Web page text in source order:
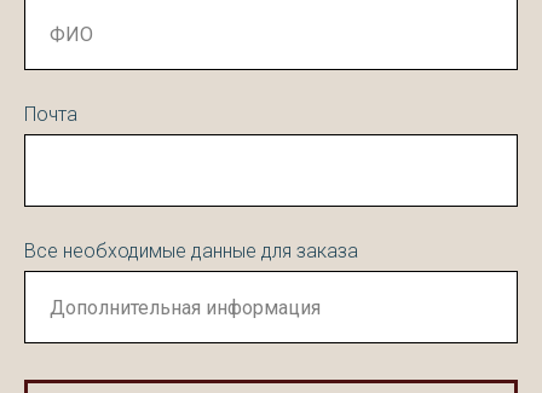
Почта
Все необходимые данные для заказа